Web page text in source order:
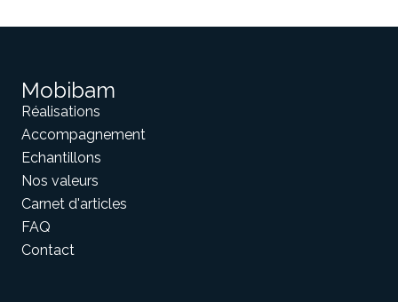
Mobibam
Réalisations
Accompagnement
Echantillons
Nos valeurs
Carnet d'articles
FAQ
Contact